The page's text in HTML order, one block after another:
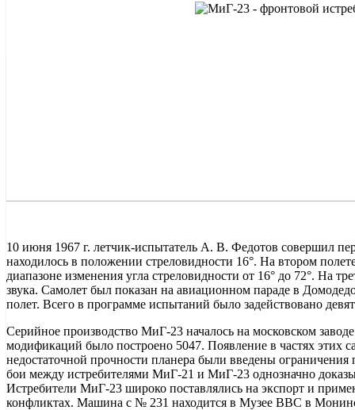
10 июня 1967 г. летчик-испытатель А. В. Федотов совершил
находилось в положении стреловидности 16°. На втором
диапазоне изменения угла стреловидности от 16° до 72°. На
звука. Самолет был показан на авиационном параде в
полет. Всего в программе испытаний было задействовано
Серийное производство МиГ-23 началось на московском
модификаций было построено 5047. Появление в частях этих
недостаточной прочности планера были введены
бои между истребителями МиГ-21 и МиГ-23 однозначно
Истребители МиГ-23 широко поставлялись на экспорт и
конфликтах. Машина с № 231 находится в Музее ВВС в